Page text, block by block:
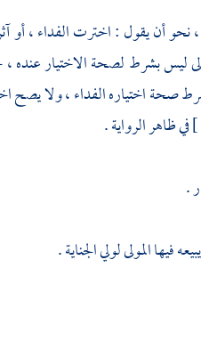
نحو أن يقول : اخترت الفداء ، أو
ليس بشرط لصحة الاختيار عنده
صحة اختياره الفداء ، ولا يصح
في ظاهر الرواية .
.
فيها المولى لولي الجناية .